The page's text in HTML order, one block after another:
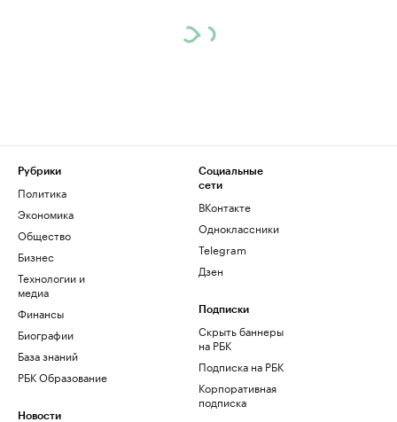
Рубрики
Политика
Экономика
Общество
Бизнес
Технологии и
медиа
Финансы
Биографии
База знаний
РБК Образование
Новости
Социальные
сети
ВКонтакте
Одноклассники
Telegram
Дзен
Подписки
Скрыть баннеры
на РБК
Подписка на РБК
Корпоративная
подписка